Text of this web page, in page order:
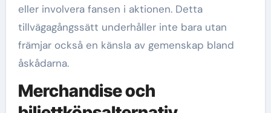
eller involvera fansen i aktionen. Detta
tillvägagångssätt underhåller inte bara utan
främjar också en känsla av gemenskap bland
åskådarna.
Merchandise och